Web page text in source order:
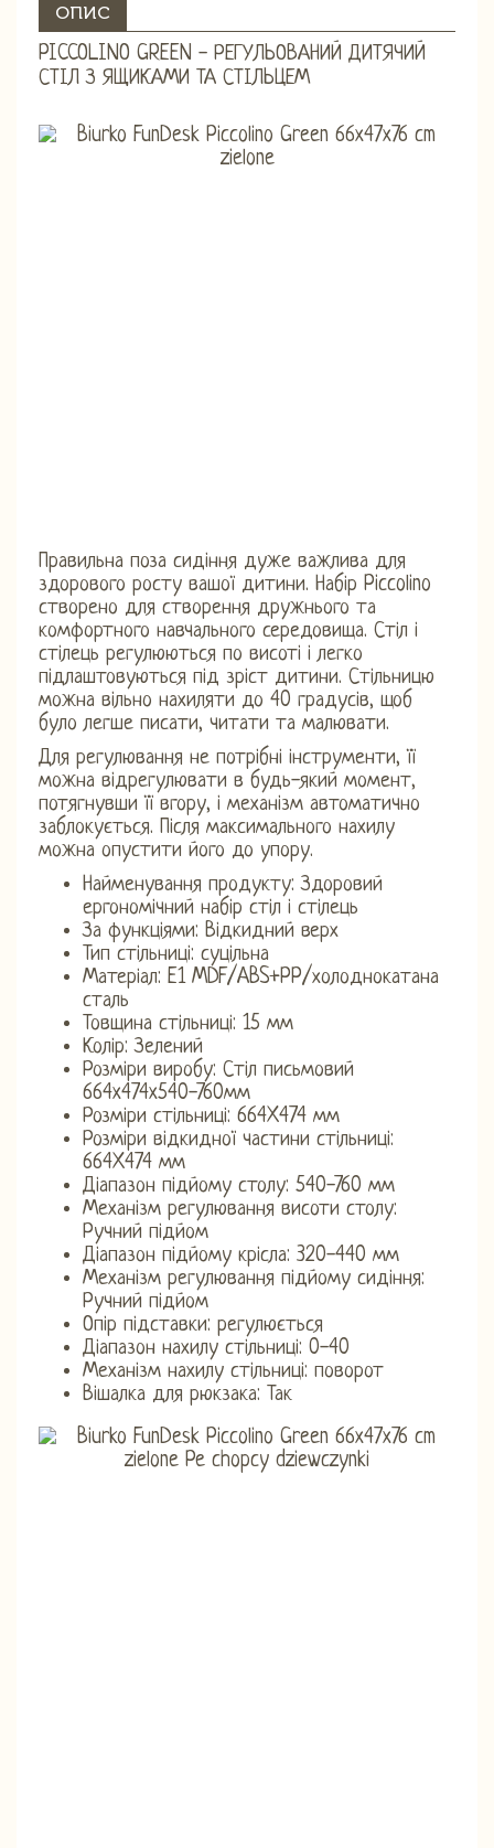
ОПИС
PICCOLINO GREEN - РЕГУЛЬОВАНИЙ ДИТЯЧИЙ
СТІЛ З ЯЩИКАМИ ТА СТІЛЬЦЕМ
Правильна поза сидіння дуже важлива для
здорового росту вашої дитини. Набір Piccolino
створено для створення дружнього та
комфортного навчального середовища. Стіл і
стілець регулюються по висоті і легко
підлаштовуються під зріст дитини. Стільницю
можна вільно нахиляти до 40 градусів, щоб
було легше писати, читати та малювати.
Для регулювання не потрібні інструменти, її
можна відрегулювати в будь-який момент,
потягнувши її вгору, і механізм автоматично
заблокується. Після максимального нахилу
можна опустити його до упору.
Найменування продукту: Здоровий
ергономічний набір стіл і стілець
За функціями: Відкидний верх
Тип стільниці: суцільна
Матеріал: E1 MDF/ABS+PP/холоднокатана
сталь
Товщина стільниці: 15 мм
Колір: Зелений
Розміри виробу: Стіл письмовий
664x474x540-760мм
Розміри стільниці: 664X474 мм
Розміри відкидної частини стільниці:
664X474 мм
Діапазон підйому столу: 540-760 мм
Механізм регулювання висоти столу:
Ручний підйом
Діапазон підйому крісла: 320-440 мм
Механізм регулювання підйому сидіння:
Ручний підйом
Опір підставки: регулюється
Діапазон нахилу стільниці: 0-40
Механізм нахилу стільниці: поворот
Вішалка для рюкзака: Так